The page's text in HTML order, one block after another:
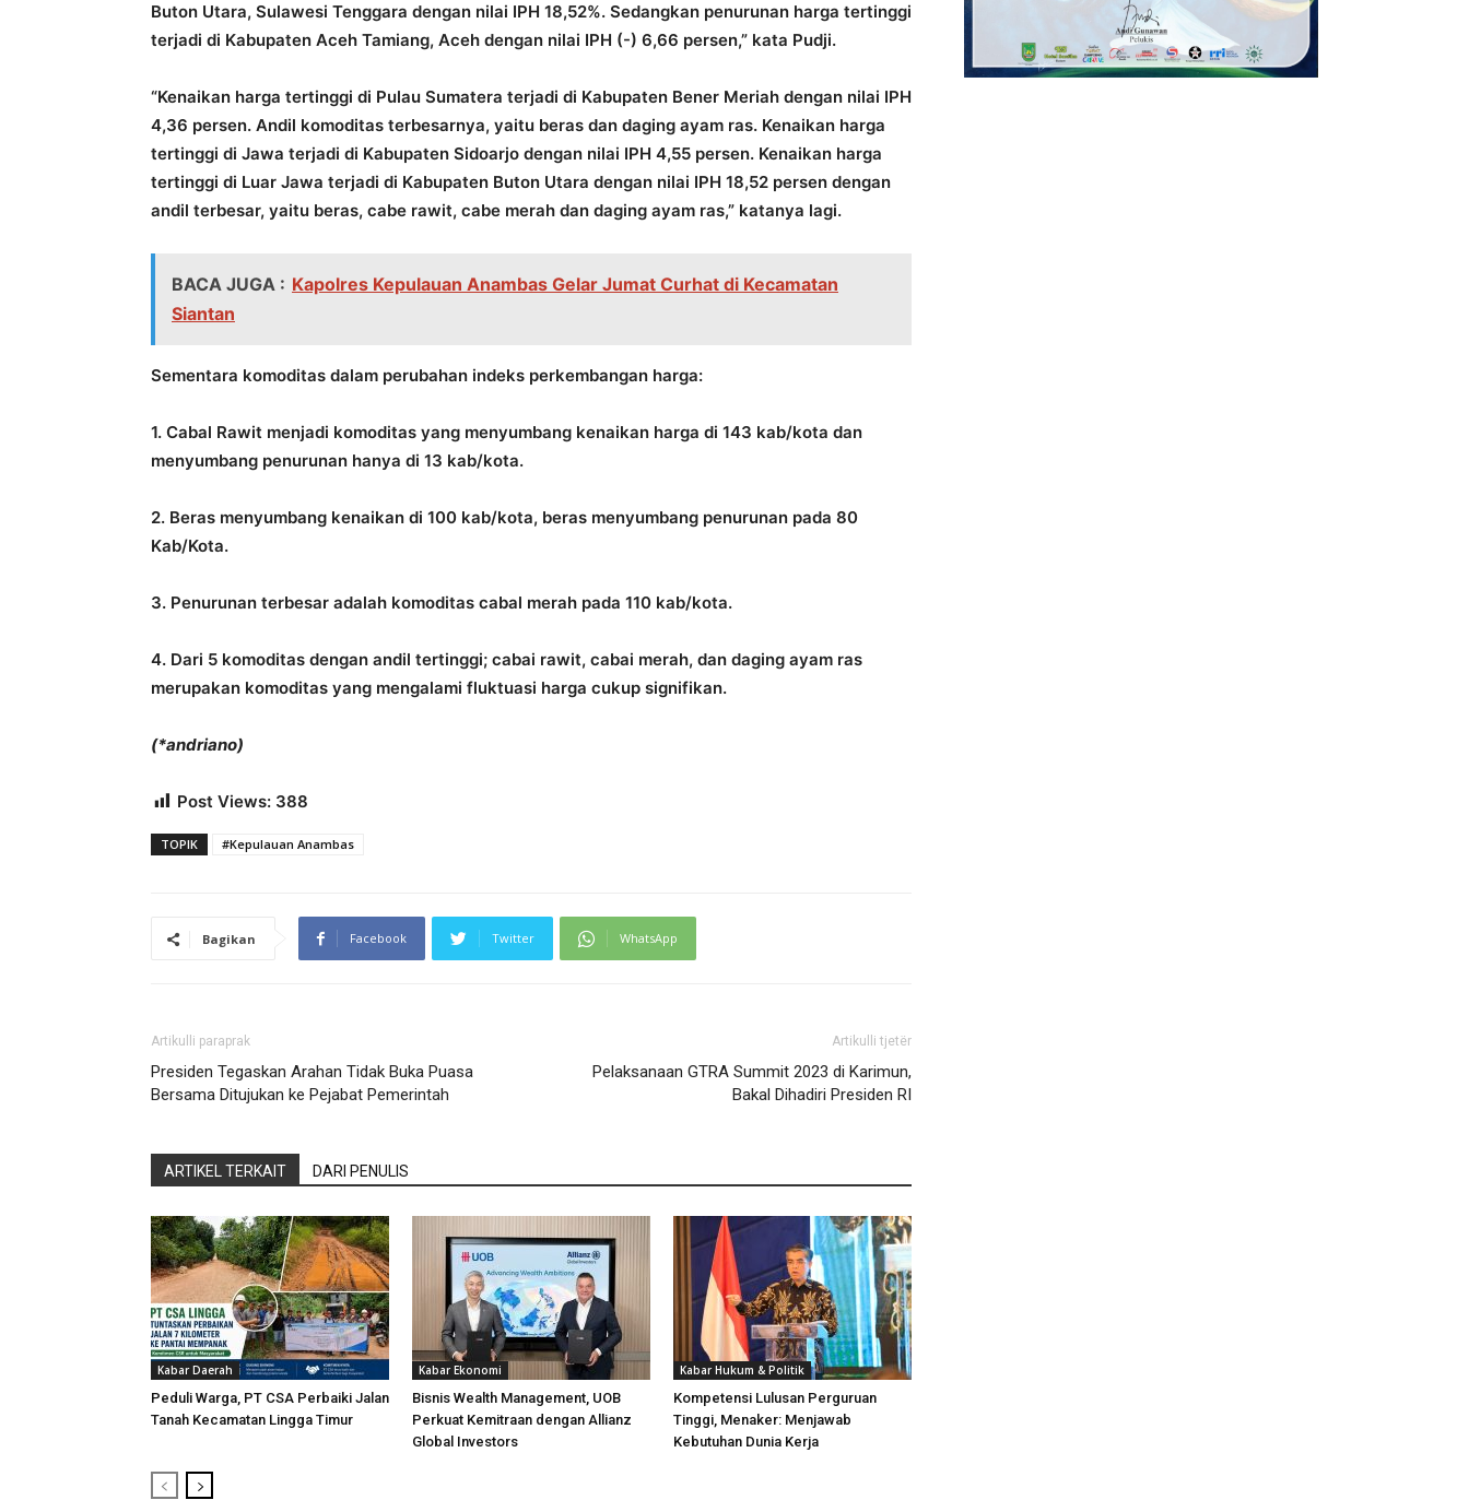
Buton Utara, Sulawesi Tenggara dengan nilai IPH 18,52%. Sedangkan penurunan harga tertinggi
terjadi di Kabupaten Aceh Tamiang, Aceh dengan nilai IPH (-) 6,66 persen,” kata Pudji.
“Kenaikan harga tertinggi di Pulau Sumatera terjadi di Kabupaten Bener Meriah dengan nilai IPH
4,36 persen. Andil komoditas terbesarnya, yaitu beras dan daging ayam ras. Kenaikan harga
tertinggi di Jawa terjadi di Kabupaten Sidoarjo dengan nilai IPH 4,55 persen. Kenaikan harga
tertinggi di Luar Jawa terjadi di Kabupaten Buton Utara dengan nilai IPH 18,52 persen dengan
andil terbesar, yaitu beras, cabe rawit, cabe merah dan daging ayam ras,” katanya lagi.
BACA JUGA : Kapolres Kepulauan Anambas Gelar Jumat Curhat di Kecamatan
Siantan
Sementara komoditas dalam perubahan indeks perkembangan harga:
1. Cabal Rawit menjadi komoditas yang menyumbang kenaikan harga di 143 kab/kota dan
menyumbang penurunan hanya di 13 kab/kota.
2. Beras menyumbang kenaikan di 100 kab/kota, beras menyumbang penurunan pada 80
Kab/Kota.
3. Penurunan terbesar adalah komoditas cabal merah pada 110 kab/kota.
4. Dari 5 komoditas dengan andil tertinggi; cabai rawit, cabai merah, dan daging ayam ras
merupakan komoditas yang mengalami fluktuasi harga cukup signifikan.
(*andriano)
Post Views: 388
TOPIK #Kepulauan Anambas
Bagikan Facebook Twitter WhatsApp
Artikulli paraprak
Presiden Tegaskan Arahan Tidak Buka Puasa
Bersama Ditujukan ke Pejabat Pemerintah
Artikulli tjetër
Pelaksanaan GTRA Summit 2023 di Karimun,
Bakal Dihadiri Presiden RI
ARTIKEL TERKAIT DARI PENULIS
Kabar Daerah
Peduli Warga, PT CSA Perbaiki Jalan
Tanah Kecamatan Lingga Timur
Kabar Ekonomi
Bisnis Wealth Management, UOB
Perkuat Kemitraan dengan Allianz
Global Investors
Kabar Hukum & Politik
Kompetensi Lulusan Perguruan
Tinggi, Menaker: Menjawab
Kebutuhan Dunia Kerja